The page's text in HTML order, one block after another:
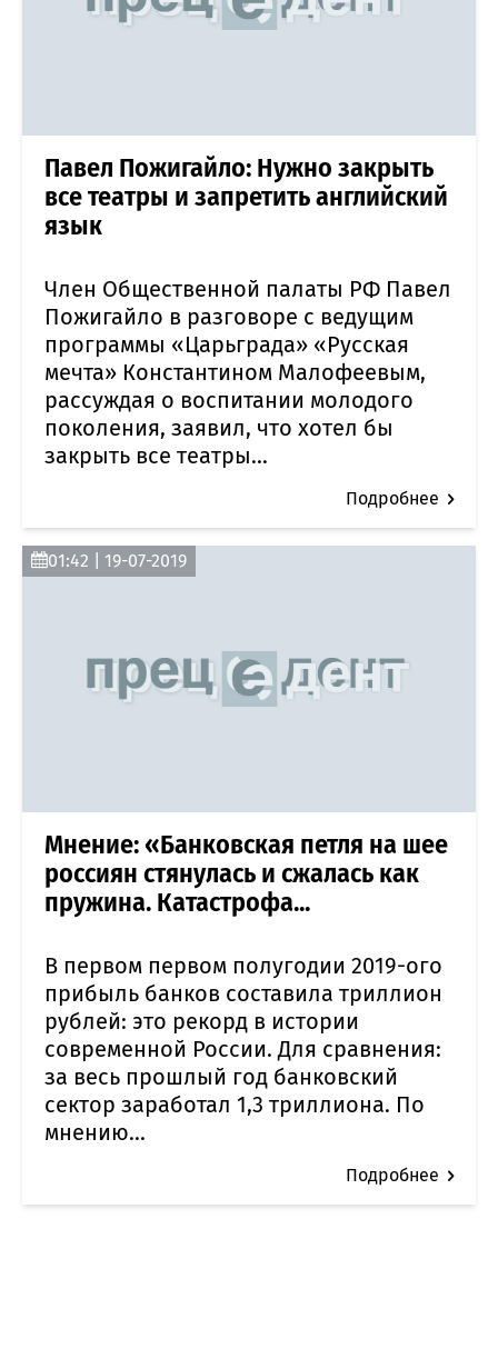
Павел Пожигайло: Нужно закрыть
все театры и запретить английский
язык
Член Общественной палаты РФ Павел
Пожигайло в разговоре с ведущим
программы «Царьграда» «Русская
мечта» Константином Малофеевым,
рассуждая о воспитании молодого
поколения, заявил, что хотел бы
закрыть все театры...
Подробнее
01:42 | 19-07-2019
Мнение: «Банковская петля на шее
россиян стянулась и сжалась как
пружина. Катастрофа...
В первом первом полугодии 2019-ого
прибыль банков составила триллион
рублей: это рекорд в истории
современной России. Для сравнения:
за весь прошлый год банковский
сектор заработал 1,3 триллиона. По
мнению...
Подробнее